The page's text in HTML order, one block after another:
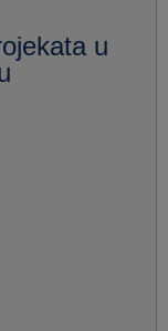
u